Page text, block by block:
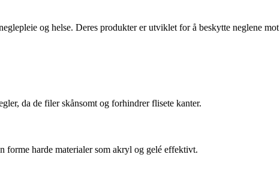
og helse. Deres produkter er utviklet for å beskytte neglene
da de filer skånsomt og forhindrer flisete kanter.
forme harde materialer som akryl og gelé effektivt.